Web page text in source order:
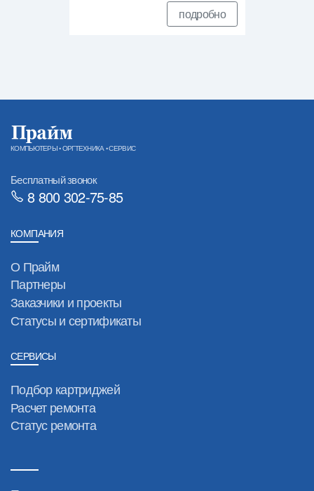
подробно
КОМПЬЮТЕРЫ • ОРГТЕХНИКА • СЕРВИС
Бесплатный звонок
8 800 302-75-85
КОМПАНИЯ
О Прайм
Партнеры
Заказчики и проекты
Статусы и сертификаты
СЕРВИСЫ
Подбор картриджей
Расчет ремонта
Статус ремонта